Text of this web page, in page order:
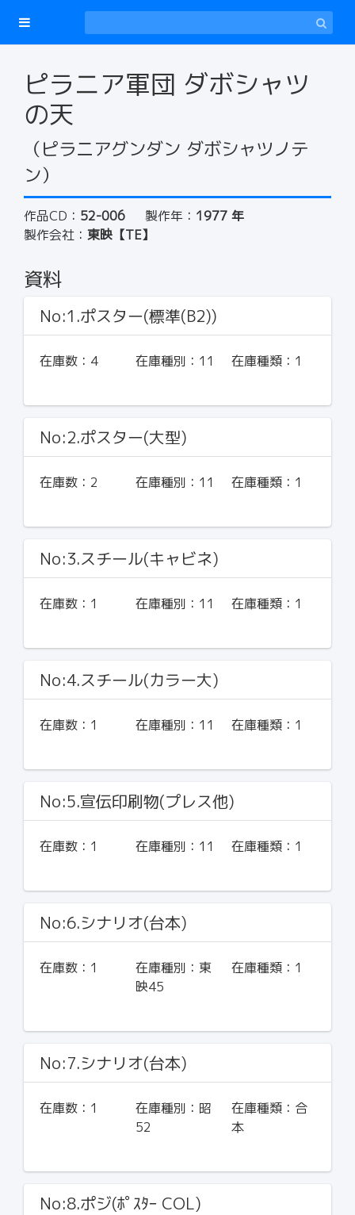
ピラニア軍団 ダボシャツ
の天
（ピラニアグンダン ダボシャツノテ
ン）
作品CD： 52-006 製作年： 1977 年
製作会社： 東映【TE】
資料
No:1.ポスター(標準(B2))
在庫数： 4 在庫種別： 11 在庫種類： 1
No:2.ポスター(大型)
在庫数： 2 在庫種別： 11 在庫種類： 1
No:3.スチール(キャビネ)
在庫数： 1 在庫種別： 11 在庫種類： 1
No:4.スチール(カラー大)
在庫数： 1 在庫種別： 11 在庫種類： 1
No:5.宣伝印刷物(プレス他)
在庫数： 1 在庫種別： 11 在庫種類： 1
No:6.シナリオ(台本)
在庫数： 1 在庫種別： 東
映45
在庫種類： 1
No:7.シナリオ(台本)
在庫数： 1 在庫種別： 昭
52
在庫種類： 合
本
No:8.ポジ(ﾎﾟｽﾀｰ COL)